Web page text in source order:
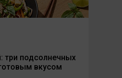
три подсолнечных
вкусом